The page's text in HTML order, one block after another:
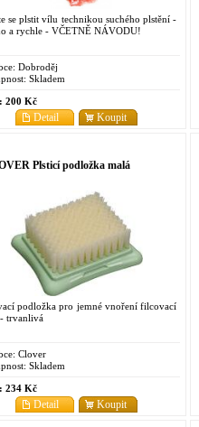
se plstit vílu technikou suchého plstění -
a rychle - VČETNĚ NÁVODU!
Dobroděj
Skladem
200 Kč
Koupit
Detail
Plsticí podložka malá
podložka pro jemné vnoření filcovací
trvanlivá
Clover
Skladem
234 Kč
Koupit
Detail